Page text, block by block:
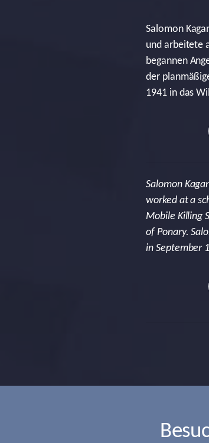
Salomon
und arbeitete
begannen
der
1941 in das
Salomon
worked at a
Mobile Killing
of Ponary.
in September